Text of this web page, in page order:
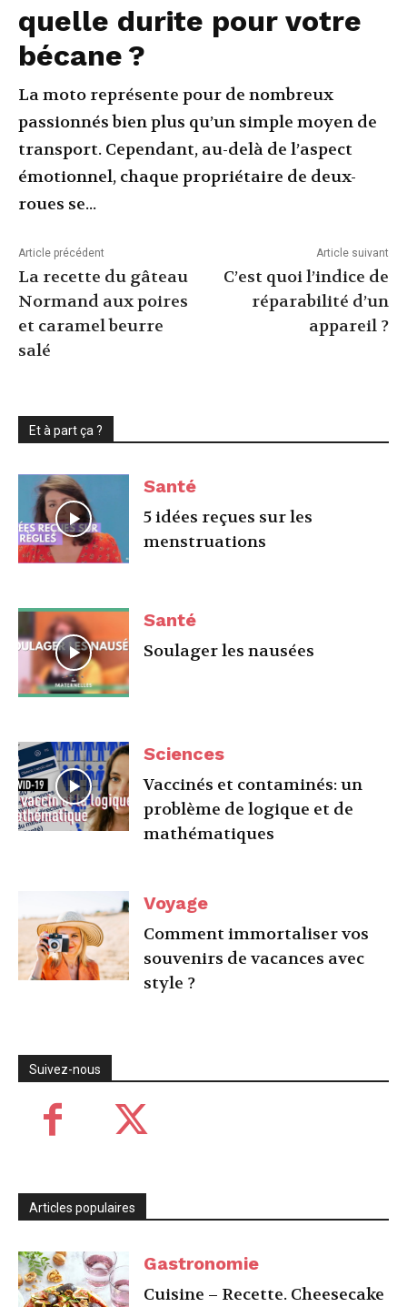
quelle durite pour votre
bécane ?
La moto représente pour de nombreux
passionnés bien plus qu’un simple moyen de
transport. Cependant, au-delà de l’aspect
émotionnel, chaque propriétaire de deux-
roues se...
Article précédent
La recette du gâteau
Normand aux poires
et caramel beurre
salé
Article suivant
C’est quoi l’indice de
réparabilité d’un
appareil ?
Et à part ça ?
Santé
5 idées reçues sur les
menstruations
Santé
Soulager les nausées
Sciences
Vaccinés et contaminés: un
problème de logique et de
mathématiques
Voyage
Comment immortaliser vos
souvenirs de vacances avec
style ?
Suivez-nous
Articles populaires
Gastronomie
Cuisine – Recette. Cheesecake